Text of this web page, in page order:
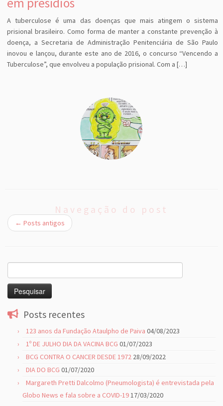
A tuberculose é uma das doenças que mais atingem o sistema
prisional brasileiro. Como forma de manter a constante prevenção à
doença, a Secretaria de Administração Penitenciária de São Paulo
inovou e lançou, durante este ano de 2016, o concurso “Vencendo a
Tuberculose”, que envolveu a população prisional. Com a […]
Navegação do post
← Posts antigos
por:
Posts recentes
123 anos da Fundação Ataulpho de Paiva 04/08/2023
1º DE JULHO DIA DA VACINA BCG 01/07/2023
BCG CONTRA O CANCER DESDE 1972 28/09/2022
DIA DO BCG 01/07/2020
Margareth Pretti Dalcolmo (Pneumologista) é entrevistada pela
Globo News e fala sobre a COVID-1917/03/2020